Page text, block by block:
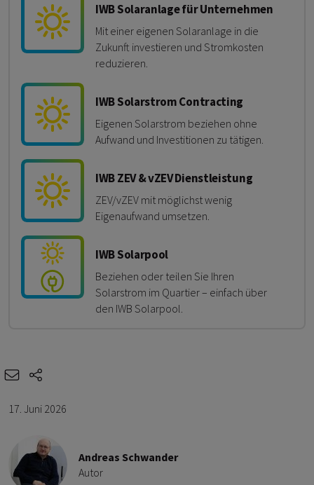
IWB Solaranlage für Unternehmen
Mit einer eigenen Solaranlage in die
Zukunft investieren und Stromkosten
reduzieren.
IWB Solarstrom Contracting
Eigenen Solarstrom beziehen ohne
Aufwand und Investitionen zu tätigen.
IWB ZEV & vZEV Dienstleistung
ZEV/vZEV mit möglichst wenig
Eigenaufwand umsetzen.
IWB Solarpool
Beziehen oder teilen Sie Ihren
Solarstrom im Quartier – einfach über
den IWB Solarpool.
e-mail
17. Juni 2026
Andreas Schwander
Autor